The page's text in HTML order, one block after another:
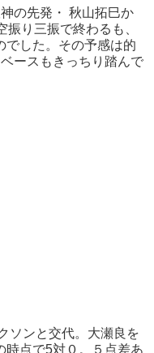
の先発・ 秋山拓巳か
り三振で終わるも、
でした。その予感は的
ースもきっちり踏んで
ソンと交代。大瀬良を
時点で5対０。５点差あ